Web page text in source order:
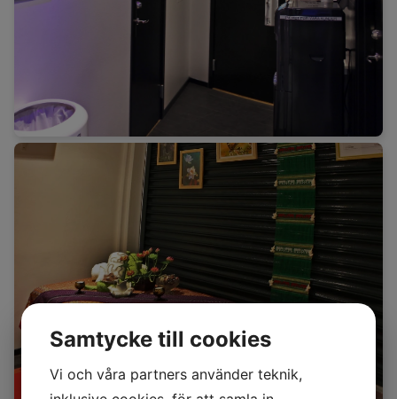
Samtycke till cookies
Vi och våra partners använder teknik,